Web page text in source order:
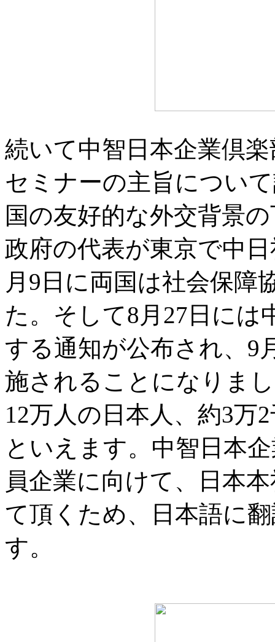
続いて中智日本企業倶
セミナーの主旨につい
国の友好的な外交背景
政府の代表が東京で中
月9日に両国は社会保障
た。そして8月27日には
する通知が公布され、9
施されることになりま
12万人の日本人、約3万
といえます。中智日本
員企業に向けて、日本
て頂くため、日本語に
す。